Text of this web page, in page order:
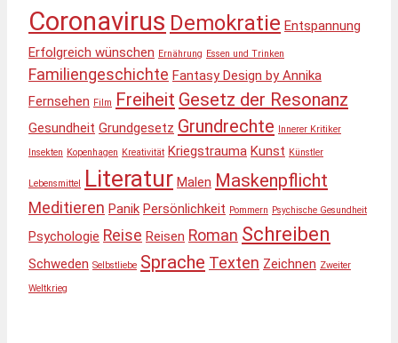
Coronavirus Demokratie Entspannung
Erfolgreich wünschen Ernährung Essen und Trinken
Familiengeschichte Fantasy Design by Annika
Fernsehen Film Freiheit Gesetz der Resonanz
Gesundheit Grundgesetz Grundrechte Innerer Kritiker
Insekten Kopenhagen Kreativität Kriegstrauma Kunst Künstler
Lebensmittel Literatur Malen Maskenpflicht
Meditieren Panik Persönlichkeit Pommern Psychische Gesundheit
Psychologie Reise Reisen Roman Schreiben
Schweden Selbstliebe Sprache Texten Zeichnen Zweiter
Weltkrieg